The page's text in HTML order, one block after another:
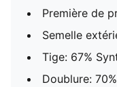
Première de
Semelle
Tige: 67%
Doublure: